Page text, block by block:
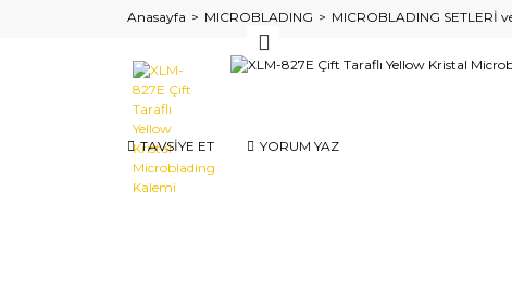
Anasayfa MICROBLADING MICROBLADING SETLERİ
TAVSİYE ET YORUM YAZ